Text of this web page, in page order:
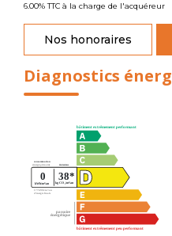
6.00% TTC à la charge de l'acquéreur
Nos honoraires
Diagnostics